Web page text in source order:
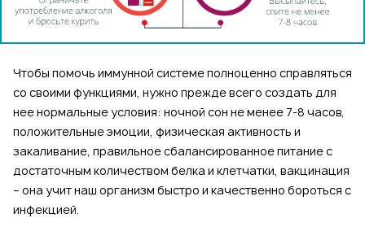
Чтобы помочь иммунной системе полноценно справляться
со своими функциями, нужно прежде всего создать для
нее нормальные условия: ночной сон не менее 7-8 часов,
положительные эмоции, физическая активность и
закаливание, правильное сбалансированное питание с
достаточным количеством белка и клетчатки, вакцинация
– она учит наш организм быстро и качественно бороться с
инфекцией.